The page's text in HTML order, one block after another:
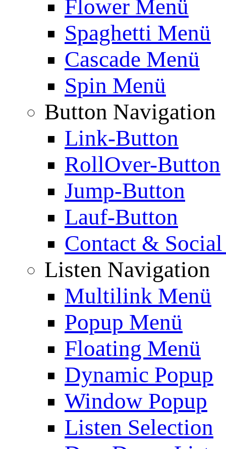
Flower Menü
Spaghetti Menü
Cascade Menü
Spin Menü
Button Navigation
Link-Button
RollOver-Button
Jump-Button
Lauf-Button
Contact &
Listen Navigation
Multilink Menü
Popup Menü
Floating Menü
Dynamic Popup
Window Popup
Listen Selection